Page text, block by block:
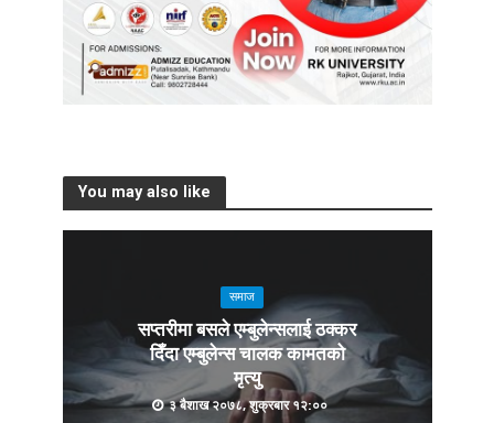
You may also like
समाज
सप्तरीमा बसले एम्बुलेन्सलाई ठक्कर
दिँदा एम्बुलेन्स चालक कामतको
मृत्यु
३ बैशाख २०७८, शुक्रबार १२:००